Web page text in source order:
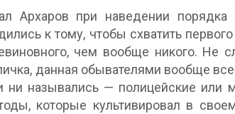
Архаров при наведении порядка
к тому, чтобы схватить
чем вообще никого. Не
данная обывателями вообще
назывались — полицейские или
которые культивировал в